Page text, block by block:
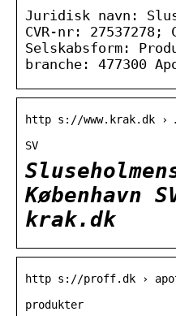
Juridisk navn:
CVR-nr: 27537278;
Selskabsform:
branche: 477300
http s://www.krak.dk › …
SV
København
krak.dk
http s://proff.dk ›
produkter